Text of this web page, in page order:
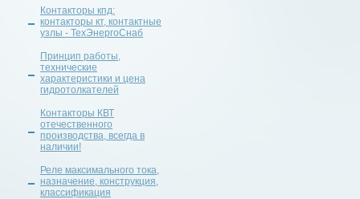
Контакторы кпд:
контакторы кт, контактные
узлы - ТехЭнергоСнаб
Принцип работы,
технические
характеристики и цена
гидротолкателей
Контакторы КВТ
отечественного
производства, всегда в
наличии!
Реле максимального тока,
назначение, конструкция,
классификация